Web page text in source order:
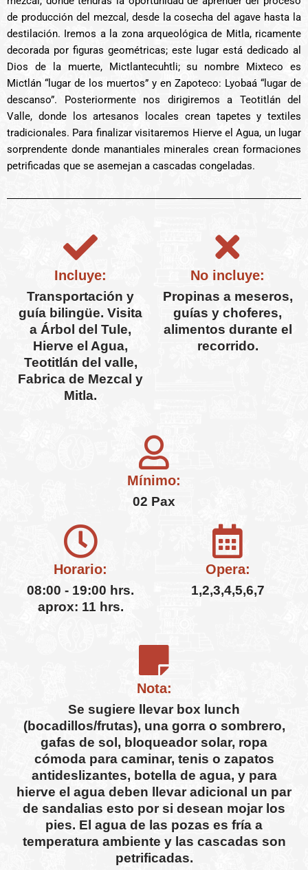
de producción del mezcal, desde la cosecha del agave hasta la
destilación. Iremos a la zona arqueológica de Mitla, ricamente
decorada por figuras geométricas; este lugar está dedicado al
Dios de la muerte, Mictlantecuhtli; su nombre Mixteco es
Mictlán “lugar de los muertos” y en Zapoteco: Lyobaá “lugar de
descanso”. Posteriormente nos dirigiremos a Teotitlán del
Valle, donde los artesanos locales crean tapetes y textiles
tradicionales. Para finalizar visitaremos Hierve el Agua, un lugar
sorprendente donde manantiales minerales crean formaciones
petrificadas que se asemejan a cascadas congeladas.
Incluye:
Transportación y
guía bilingüe. Visita
a Árbol del Tule,
Hierve el Agua,
Teotitlán del valle,
Fabrica de Mezcal y
Mitla.
No incluye:
Propinas a meseros,
guías y choferes,
alimentos durante el
recorrido.
Mínimo:
02 Pax
Horario:
08:00 - 19:00 hrs.
aprox: 11 hrs.
Opera:
1,2,3,4,5,6,7
Nota:
Se sugiere llevar box lunch
(bocadillos/frutas), una gorra o sombrero,
gafas de sol, bloqueador solar, ropa
cómoda para caminar, tenis o zapatos
antideslizantes, botella de agua, y para
hierve el agua deben llevar adicional un par
de sandalias esto por si desean mojar los
pies. El agua de las pozas es fría a
temperatura ambiente y las cascadas son
petrificadas.